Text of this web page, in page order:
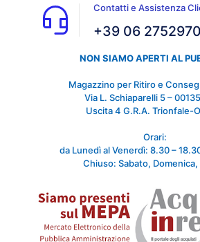
Contatti e Assistenza
+39 06 2752970
NON SIAMO APERTI AL
Magazzino per Ritiro e
Via L. Schiaparelli 5 –
Uscita 4 G.R.A. Trionfale-
Orari:
da Lunedì al Venerdì: 8.30 –
Chiuso: Sabato, Domenica,